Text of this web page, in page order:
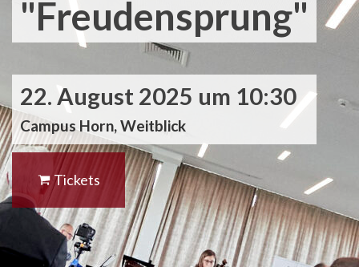
"Freudensprung"
22. August 2025 um 10:30
Campus Horn, Weitblick
Tickets